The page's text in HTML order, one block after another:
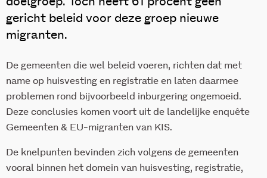
gericht beleid voor deze groep nieuwe
migranten.
De gemeenten die wel beleid voeren, richten dat met
name op huisvesting en registratie en laten daarmee
problemen rond bijvoorbeeld inburgering ongemoeid.
Deze conclusies komen voort uit de landelijke enquête
Gemeenten & EU-migranten van KIS.
De knelpunten bevinden zich volgens de gemeenten
vooral binnen het domein van huisvesting, registratie,